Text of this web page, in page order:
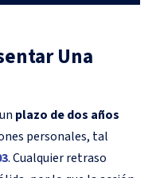
Una
plazo de dos años
personales, tal
. Cualquier retraso